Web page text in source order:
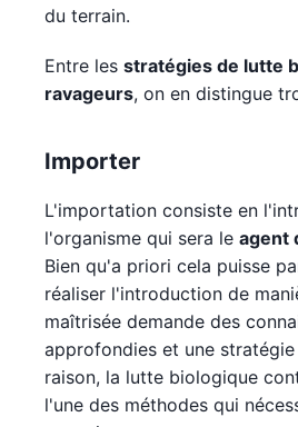
du terrain.
Entre les stratégies de lutte
ravageurs, on en distingue
Importer
L'importation consiste en
l'organisme qui sera le agent
Bien qu'a priori cela puisse
réaliser l'introduction de
maîtrisée demande des
approfondies et une
raison, la lutte biologique
l'une des méthodes qui